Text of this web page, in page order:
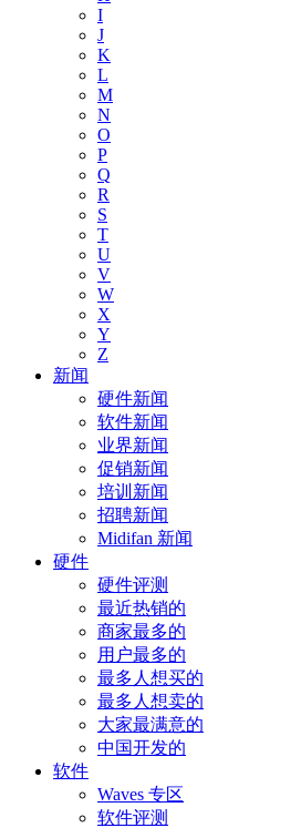
I
J
K
L
M
N
O
P
Q
R
S
T
U
V
W
X
Y
Z
新闻
硬件新闻
软件新闻
业界新闻
促销新闻
培训新闻
招聘新闻
Midifan 新闻
硬件
硬件评测
最近热销的
商家最多的
用户最多的
最多人想买的
最多人想卖的
大家最满意的
中国开发的
软件
Waves 专区
软件评测